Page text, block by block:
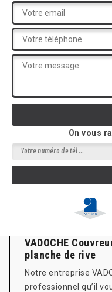
On vous
VADOCHE
planche de rive
Notre entreprise
professionnel qu’il